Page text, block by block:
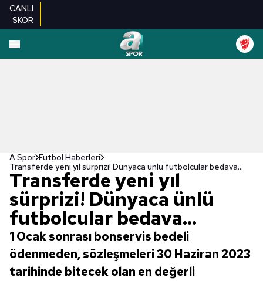
CANLI
SKOR
A Spor Futbol Haberleri
Transferde yeni yıl sürprizi! Dünyaca ünlü futbolcular bedava...
Transferde yeni yıl
sürprizi! Dünyaca ünlü
futbolcular bedava...
1 Ocak sonrası bonservis bedeli
ödenmeden, sözleşmeleri 30 Haziran 2023
tarihinde bitecek olan en değerli